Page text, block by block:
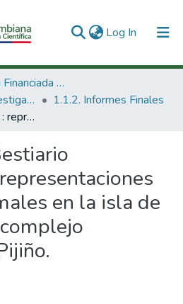
Log In (current)
1. Investigación Financiada con Recursos Públicos
1.1 Productos de investigación
1.1.2. Informes Finales
Bestiario Momposino : representaciones sobre los animales en la isla de Mompox y el complejo cenagoso de Pijiño.
en la isla de